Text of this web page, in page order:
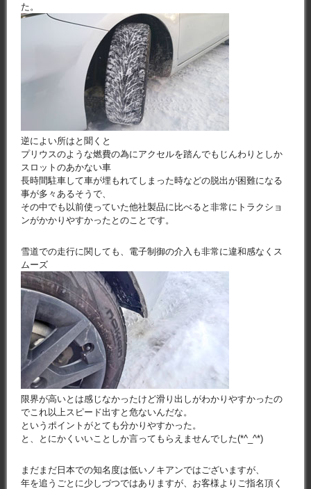
た。
逆によい所はと聞くと
プリウスのような燃費の為にアクセルを踏んでもじんわりとしか
スロットのあかない車
長時間駐車して車が埋もれてしまった時などの脱出が困難になる
事が多々あるそうで、
その中でも以前使っていた他社製品に比べると非常にトラクショ
ンがかかりやすかったとのことです。
雪道での走行に関しても、電子制御の介入も非常に違和感なくス
ムーズ
限界が高いとは感じなかったけど滑り出しがわかりやすかったの
でこれ以上スピード出すと危ないんだな。
というポイントがとても分かりやすかった。
と、とにかくいいことしか言ってもらえませんでした(*^_^*)
まだまだ日本での知名度は低いノキアンではございますが、
年を追うごとに少しづつではありますが、お客様よりご指名頂く